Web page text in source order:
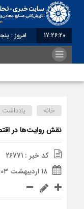
17:26:20 برابر با : Thursday - 6 August - 2026
خانه یادداشت
نقش روایت‌ها در
کد خبر : 26771
۱۸ اردیبهشت ۱۴۰۳ - ۱۰:۰۰